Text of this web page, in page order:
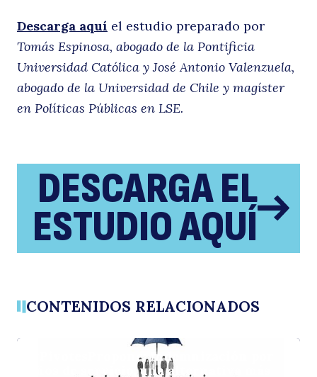
Descarga aquí el estudio preparado por
Tomás Espinosa, abogado de la Pontificia
Universidad Católica y José Antonio Valenzuela,
abogado de la Universidad de Chile y magíster
en Políticas Públicas en LSE.
DESCARGA EL
ESTUDIO AQUÍ
CONTENIDOS RELACIONADOS
#PivotesPropone: Indemnización por
años de servicio, una alternativa más